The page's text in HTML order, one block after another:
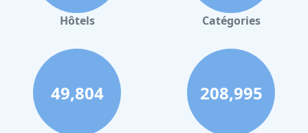
Hôtels Catégories
49,804 208,995